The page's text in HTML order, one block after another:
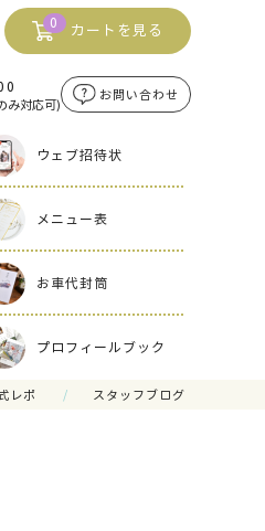
0 カートを見る
み対応可)
お問い合わせ
ウェブ招待状
メニュー表
お車代封筒
プロフィールブック
レポ スタッフブログ